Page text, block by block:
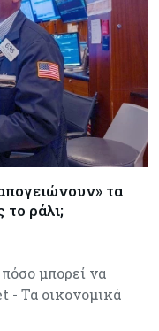
09-08-2026
λείπει από την
09-08-2026
η Κύπρος για
τον χειμώνα
08-08-2026
στις
τα
ράλι;
μπορεί να
- Τα οικονομικά